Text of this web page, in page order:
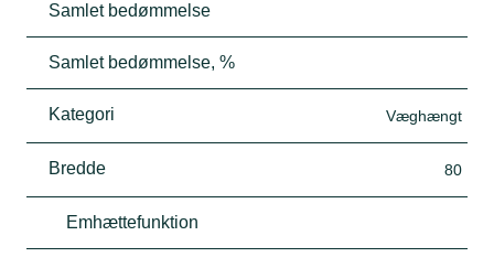
Samlet bedømmelse
Samlet bedømmelse, %
Kategori Væghængt
Bredde 80
Emhættefunktion